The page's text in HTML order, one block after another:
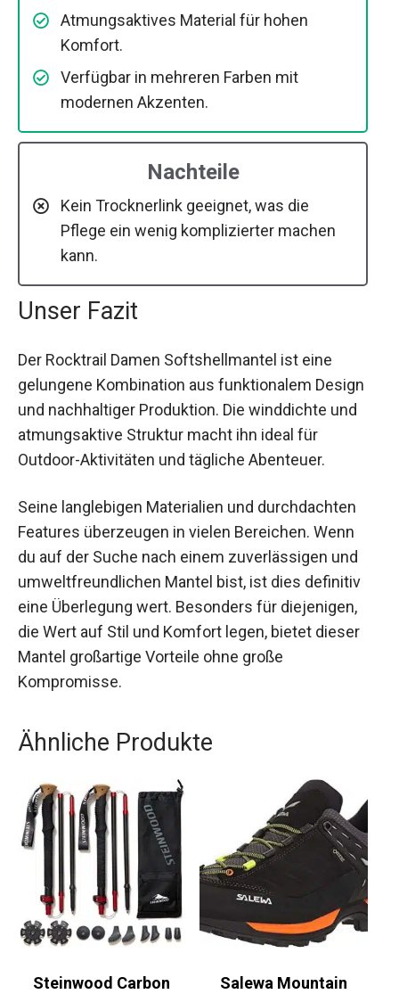
Atmungsaktives Material für hohen
Komfort.
Verfügbar in mehreren Farben mit
modernen Akzenten.
Nachteile
Kein Trocknerlink geeignet, was die
Pflege ein wenig komplizierter machen
kann.
Unser Fazit
Der Rocktrail Damen Softshellmantel ist eine
gelungene Kombination aus funktionalem Design
und nachhaltiger Produktion. Die winddichte und
atmungsaktive Struktur macht ihn ideal für
Outdoor-Aktivitäten und tägliche Abenteuer.
Seine langlebigen Materialien und durchdachten
Features überzeugen in vielen Bereichen. Wenn
du auf der Suche nach einem zuverlässigen und
umweltfreundlichen Mantel bist, ist dies definitiv
eine Überlegung wert. Besonders für diejenigen,
die Wert auf Stil und Komfort legen, bietet dieser
Mantel großartige Vorteile ohne große
Kompromisse.
Ähnliche Produkte
Steinwood Carbon
Salewa Mountain